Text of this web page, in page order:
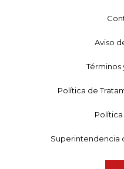
Aviso
Términos
Política de
Superintendencia